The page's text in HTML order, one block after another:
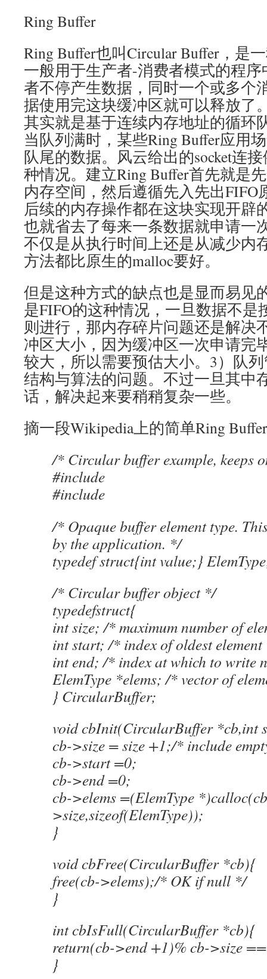
Ring Buffer
Ring Buffer也叫Circular Buffer，是
一般用于生产者-消费者模式的程
者不停产生数据，同时一个或多个
据使用完这块缓冲区就可以释放了
其实就是基于连续内存地址的循环
当队列满时，某些Ring Buffer应用
队尾的数据。风云给出的socket连
种情况。建立Ring Buffer首先就是
内存空间，然后遵循先入先出FIFO
后续的内存操作都在这块实现开辟
也就省去了每来一条数据就申请一
不仅是从执行时间上还是从减少内
方法都比原生的malloc要好。
但是这种方式的缺点也是显而易见
是FIFO的这种情况，一旦数据不是
则进行，那内存碎片问题还是解决
冲区大小，因为缓冲区一次申请完
较大，所以需要预估大小。3）队
结构与算法的问题。不过一旦其中
话，解决起来要稍稍复杂一些。
摘一段Wikipedia上的简单Ring
/* Circular buffer example, keeps
#include
#include
/* Opaque buffer element type.
by the application. */
typedef struct{int value;}
/* Circular buffer object */
typedefstruct{
int size; /* maximum number of
int start; /* index of oldest
int end; /* index at which to write
ElemType *elems; /* vector of
} CircularBuffer;
void cbInit(CircularBuffer *cb,int
cb->size = size +1;/* include
cb->start =0;
cb->end =0;
cb->elems =(ElemType
>size,sizeof(ElemType));
}
void cbFree(CircularBuffer *cb){
free(cb->elems);/* OK if null */
}
int cbIsFull(CircularBuffer *cb){
return(cb->end +1)% cb->size
}